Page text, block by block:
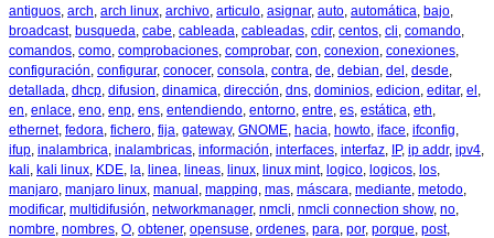
antiguos, arch, arch linux, archivo, articulo, asignar, auto, automática, bajo,
broadcast, busqueda, cabe, cableada, cableadas, cdir, centos, cli, comando,
comandos, como, comprobaciones, comprobar, con, conexion, conexiones,
configuración, configurar, conocer, consola, contra, de, debian, del , desde,
detallada, dhcp, difusion, dinamica, dirección, dns, dominios, edicion, editar, el ,
en, enlace, eno, enp, ens, entendiendo, entorno, entre, es, estática, eth,
ethernet, fedora, fichero, fija, gateway, GNOME, hacia, howto, iface, ifconfig,
ifup, inalambrica, inalambricas, información, interfaces, interfaz, IP, ip addr, ipv4,
kali, kali linux, KDE, la, linea, lineas, linux, linux mint, logico, logicos, los,
manjaro, manjaro linux, manual , mapping, mas, máscara, mediante, metodo,
modificar, multidifusión, networkmanager, nmcli, nmcli connection show, no,
nombre, nombres, O, obtener, opensuse, ordenes, para, por, porque, post,